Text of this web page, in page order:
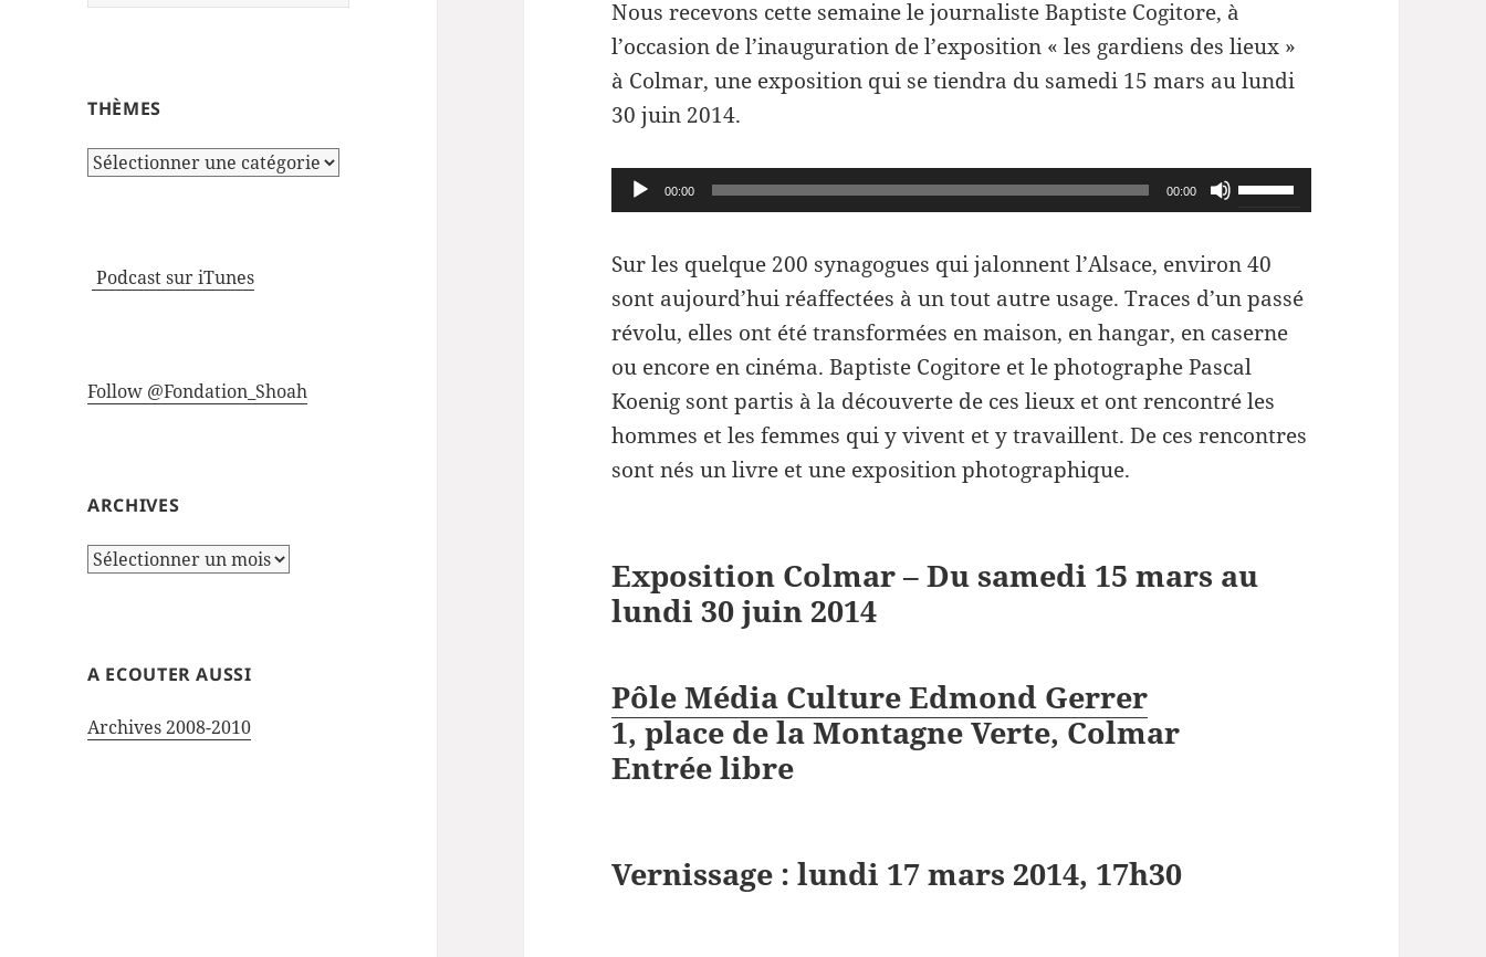
THÈMES
Thèmes
Podcast sur iTunes
Follow @Fondation_Shoah
ARCHIVES
Archives
A ECOUTER AUSSI
Archives 2008-2010
Nous recevons cette semaine le journaliste Baptiste Cogitore, à
l’occasion de l’inauguration de l’exposition « les gardiens des lieux »
à Colmar, une exposition qui se tiendra du samedi 15 mars au lundi
30 juin 2014.
Lecteur
audio
00:00 00:00
Utilisez
les
flèches
haut/bas
augmenter
ou
Sur les quelque 200 synagogues qui jalonnent l’Alsace, environ 40
sont aujourd’hui réaffectées à un tout autre usage. Traces d’un passé
révolu, elles ont été transformées en maison, en hangar, en caserne
ou encore en cinéma. Baptiste Cogitore et le photographe Pascal
Koenig sont partis à la découverte de ces lieux et ont rencontré les
hommes et les femmes qui y vivent et y travaillent. De ces rencontres
sont nés un livre et une exposition photographique.
Exposition Colmar– Du samedi 15 mars au
lundi 30 juin 2014
Pôle Média Culture Edmond Gerrer
1, place de la Montagne Verte, Colmar
Entrée libre
Vernissage : lundi 17 mars 2014, 17h30